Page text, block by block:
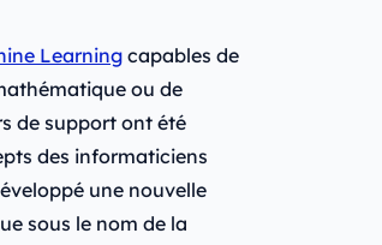
Learningcapables de
ou de
de support ont été
des informaticiens
une nouvelle
sous le nom de la